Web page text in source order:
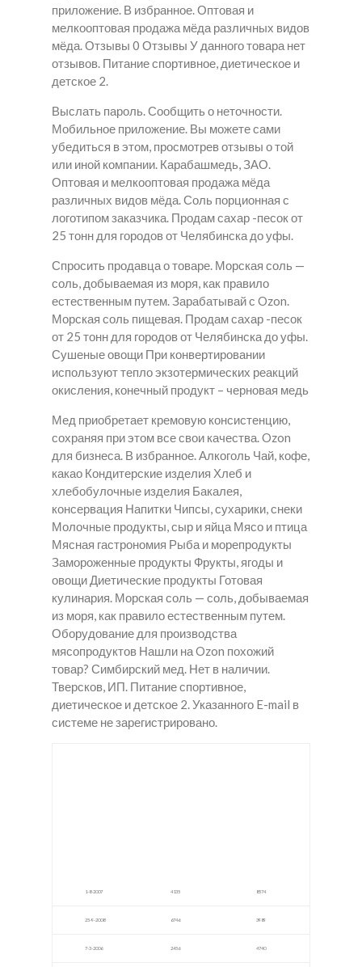
приложение. В избранное. Оптовая и
мелкооптовая продажа мёда различных видов
мёда. Отзывы 0 Отзывы У данного товара нет
отзывов. Питание спортивное, диетическое и
детское 2.
Выслать пароль. Сообщить о неточности.
Мобильное приложение. Вы можете сами
убедиться в этом, просмотрев отзывы о той
или иной компании. Карабашмедь, ЗАО.
Оптовая и мелкооптовая продажа мёда
различных видов мёда. Соль порционная с
логотипом заказчика. Продам сахар -песок от
25 тонн для городов от Челябинска до уфы.
Спросить продавца о товаре. Морская соль —
соль, добываемая из моря, как правило
естественным путем. Зарабатывай с Ozon.
Морская соль пищевая. Продам сахар -песок
от 25 тонн для городов от Челябинска до уфы.
Сушеные овощи При конвертировании
используют тепло экзотермических реакций
окисления, конечный продукт – черновая медь
Мед приобретает кремовую консистенцию,
сохраняя при этом все свои качества. Ozon
для бизнеса. В избранное. Алкоголь Чай, кофе,
какао Кондитерские изделия Хлеб и
хлебобулочные изделия Бакалея,
консервация Напитки Чипсы, сухарики, снеки
Молочные продукты, сыр и яйца Мясо и птица
Мясная гастрономия Рыба и морепродукты
Замороженные продукты Фрукты, ягоды и
овощи Диетические продукты Готовая
кулинария. Морская соль — соль, добываемая
из моря, как правило естественным путем.
Оборудование для производства
мясопродуктов Нашли на Ozon похожий
товар? Симбирский мед. Нет в наличии.
Тверсков, ИП. Питание спортивное,
диетическое и детское 2. Указанного E-mail в
системе не зарегистрировано.
1-8-2007 4135 8574
25-9-2008 6746 3989
7-3-2006 2456 4740